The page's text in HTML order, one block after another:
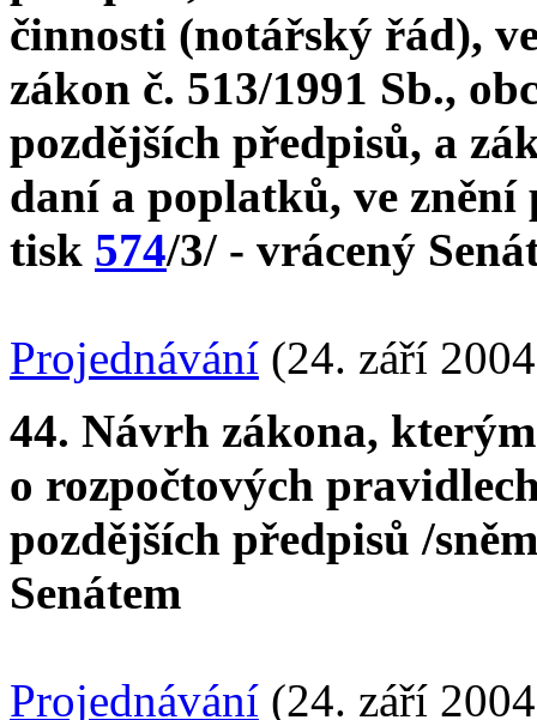
činnosti (notářský řád),
zákon č. 513/1991 Sb.,
pozdějších předpisů, a
daní a poplatků, ve znění
tisk 574/3/ - vrácený
Projednávání (24. září
44. Návrh zákona,
o rozpočtových
pozdějších předpisů /
Senátem
Projednávání (24. září